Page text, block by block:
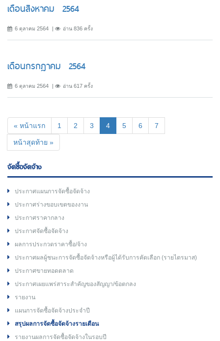
เดือนสิงหาคม 2564
6 ตุลาคม 2564 อ่าน 836 ครั้ง
เดือนกรกฎาคม 2564
6 ตุลาคม 2564 อ่าน 617 ครั้ง
« หน้าแรก 1 2 3 4(current)
5 6 7
หน้าสุดท้าย »
จัดซื้อจัดจ้าง
ประกาศแผนการจัดซื้อจัดจ้าง
ประกาศร่างขอบเขตของงาน
ประกาศราคากลาง
ประกาศจัดซื้อจัดจ้าง
ผลการประกวดราคาซื้อ/จ้าง
ประกาศผลผู้ชนะการจัดซื้อจัดจ้างหรือผู้ได้รับการคัดเลือก (รายไตรมาส)
ประกาศขายทอดตลาด
ประกาศเผยแพร่สาระสำคัญของสัญญา/ข้อตกลง
รายงาน
แผนการจัดซื้อจัดจ้างประจำปี
สรุปผลการจัดซื้อจัดจ้างรายเดือน
รายงานผลการจัดซื้อจัดจ้างในรอบปี